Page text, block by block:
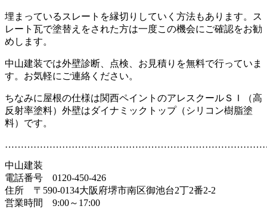
埋まっているスレートを縁切りしていく方法もあります。ス
レート瓦で塗替えをされた方は一度この機会にご確認をお勧
めします。
中山建装では外壁診断、点検、お見積りを無料で行っていま
す。お気軽にご連絡ください。
ちなみに屋根の仕様は関西ペイントのアレスクールＳＩ（高
反射率塗料）外壁はダイナミックトップ（シリコン樹脂塗
料）です。
中山建装
電話番号 0120-450-426
住所 〒590-0134大阪府堺市南区御池台2丁2番2-2
営業時間 9:00～17:00